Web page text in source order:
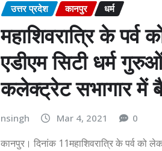
उत्तर प्रदेश कानपुर धर्म
महाशिवरात्रि के पर्व
एडीएम सिटी धर्म
कलेक्ट्रेट सभागार में
nsingh Mar 4, 2021 0
कानपुर। दिनांक 11महाशिवरात्रि के पर्व को